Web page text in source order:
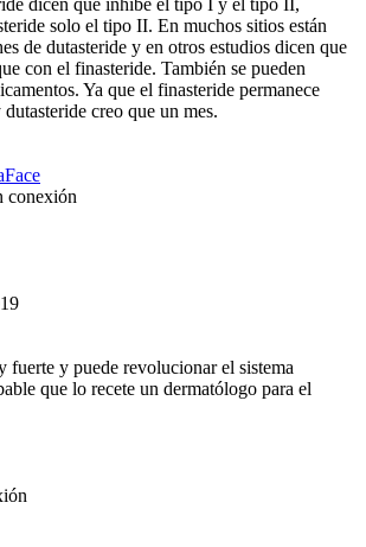
solo el tipo II. En muchos sitios están
de dutasteride y en otros estudios dicen que
con el finasteride. También se pueden
Ya que el finasteride permanece
creo que un mes.
fuerte y puede revolucionar el sistema
que lo recete un dermatólogo para el